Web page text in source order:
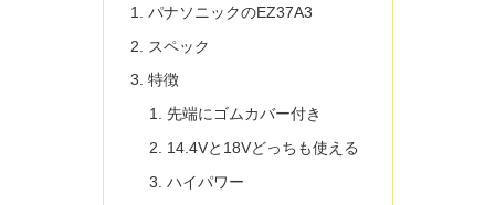
パナソニックのEZ37A3
スペック
特徴
先端にゴムカバー付き
14.4Vと18Vどっちも使える
ハイパワー